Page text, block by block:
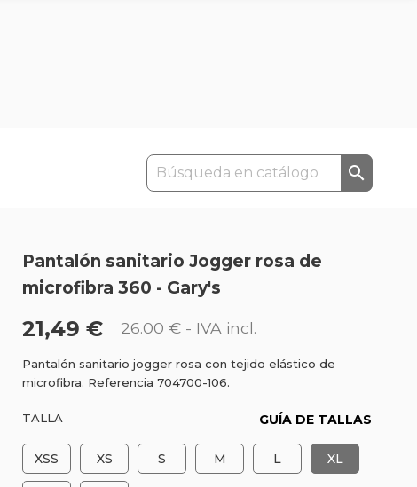

Pantalón sanitario Jogger rosa de
microfibra 360 - Gary's
21,49 € 26.00 € - IVA incl.
Pantalón sanitario jogger rosa con tejido elástico de
microfibra. Referencia 704700-106.
TALLA GUÍA DE TALLAS
XSS XS S M L XL